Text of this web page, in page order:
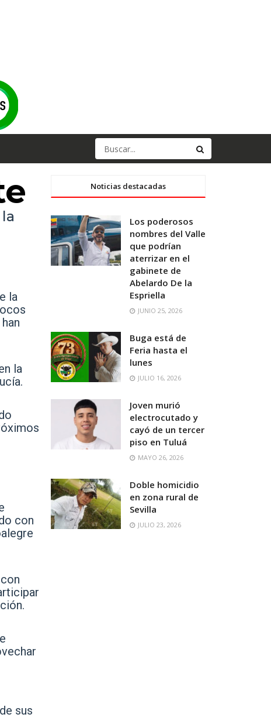
la
la
con
sus
Noticias destacadas
Los poderosos
nombres del Valle
que podrían
aterrizar en el
gabinete de
Abelardo De la
Espriella
JUNIO 25, 2026
Buga está de
Feria hasta el
lunes
JULIO 16, 2026
Joven murió
electrocutado y
cayó de un tercer
piso en Tuluá
MAYO 26, 2026
Doble homicidio
en zona rural de
Sevilla
JULIO 23, 2026